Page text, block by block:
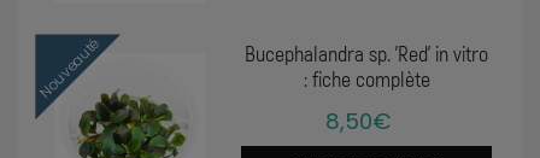
Nouveauté
Bucephalandra sp. 'Red' in vitro
: fiche complète
8,50€